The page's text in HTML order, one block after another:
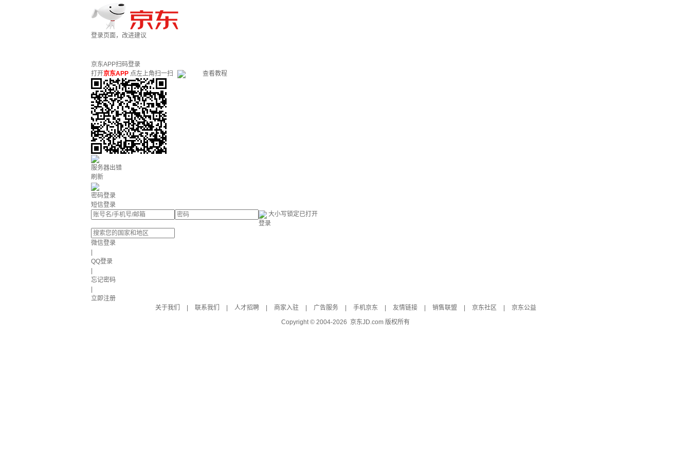
登录页面，改进建议
京东APP扫码登录
打开京东APP 点左上角扫一扫 查看教程
服务器出错
刷新
密码登录
短信登录
大小写锁定已打开
登录
微信登录
QQ登录
忘记密码
立即注册
关于我们
联系我们 人才招聘 商家入驻 广告服务 手机京东 友情链接 销售联盟 京东社区
京东公益
Copyright © 2004-2026 京东JD.com 版权所有